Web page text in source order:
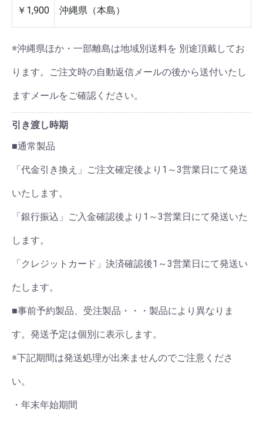
￥1,900 沖縄県（本島）
※沖縄県ほか・一部離島は地域別送料を 別途頂戴してお
ります。ご注文時の自動返信メールの後から送付いたし
ますメールをご確認ください。
引き渡し時期
■通常製品
「代金引き換え」ご注文確定後より1～3営業日にて発送
いたします。
「銀行振込」ご入金確認後より1～3営業日にて発送いた
します。
「クレジットカード」決済確認後1～3営業日にて発送い
たします。
■事前予約製品、受注製品・・・製品により異なりま
す。発送予定は個別に表示します。
※下記期間は発送処理が出来ませんのでご注意くださ
い。
・年末年始期間